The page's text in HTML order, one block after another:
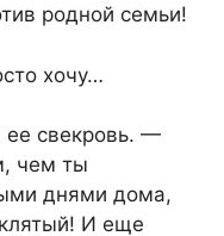
родной семьи!
хочу…
свекровь. —
чем ты
днями дома,
И еще